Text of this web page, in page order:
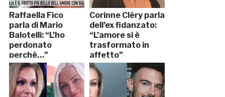
Raffaella Fico
parla di Mario
Balotelli: “L’ho
perdonato
perché…”
Corinne Cléry parla
dell’ex fidanzato:
“L’amore si è
trasformato in
affetto”